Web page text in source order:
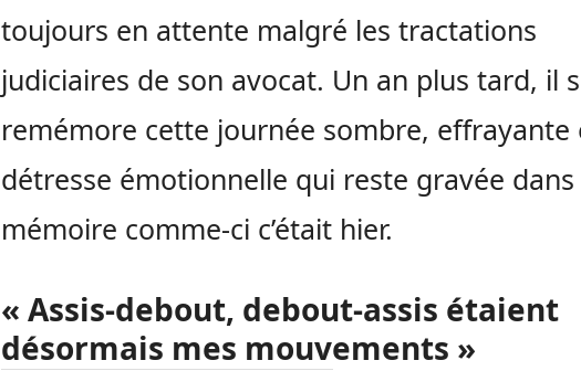
toujours en attente malgré les tractations
judiciaires de son avocat. Un an plus tard, il
remémore cette journée sombre, effrayante
détresse émotionnelle qui reste gravée dans
mémoire comme-ci c’était hier.
« Assis-debout, debout-assis étaient
désormais mes mouvements »